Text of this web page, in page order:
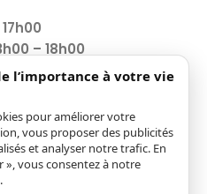
– 18h00
17h00
l’importance à votre vie
pour améliorer votre
vous proposer des publicités
et analyser notre trafic. En
», vous consentez à notre